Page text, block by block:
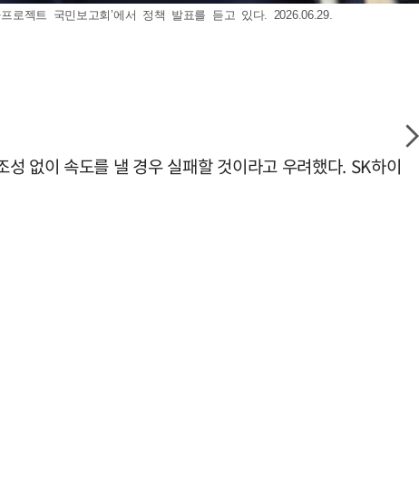
젝트 국민보고회’에서 정책 발표를 듣고 있다. 2026.06.29.
없이 속도를 낼 경우 실패할 것이라고 우려했다. SK하이